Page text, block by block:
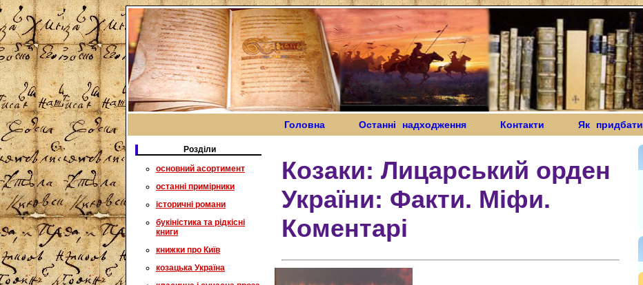
Головна Останні надходження Контакти Як придбати
Розділи
основний асортимент
останні примірники
історичні романи
букіністика та рідкісні
книги
книжки про Київ
козацька Україна
Козаки: Лицарський орден
України: Факти. Міфи.
Коментарі